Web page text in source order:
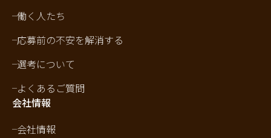
働く人たち
応募前の不安を解消する
選考について
よくあるご質問
会社情報
会社情報